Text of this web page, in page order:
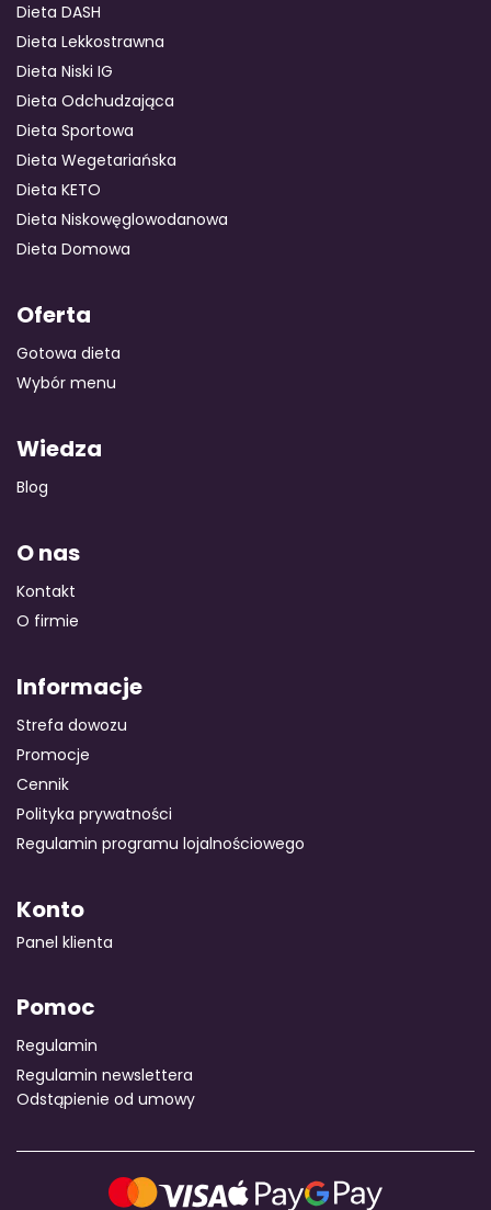
Dieta DASH
Dieta Lekkostrawna
Dieta Niski IG
Dieta Odchudzająca
Dieta Sportowa
Dieta Wegetariańska
Dieta KETO
Dieta Niskowęglowodanowa
Dieta Domowa
Oferta
Gotowa dieta
Wybór menu
Wiedza
Blog
O nas
Kontakt
O firmie
Informacje
Strefa dowozu
Promocje
Cennik
Polityka prywatności
Regulamin programu lojalnościowego
Konto
Panel klienta
Pomoc
Regulamin
Regulamin newslettera
Odstąpienie od umowy